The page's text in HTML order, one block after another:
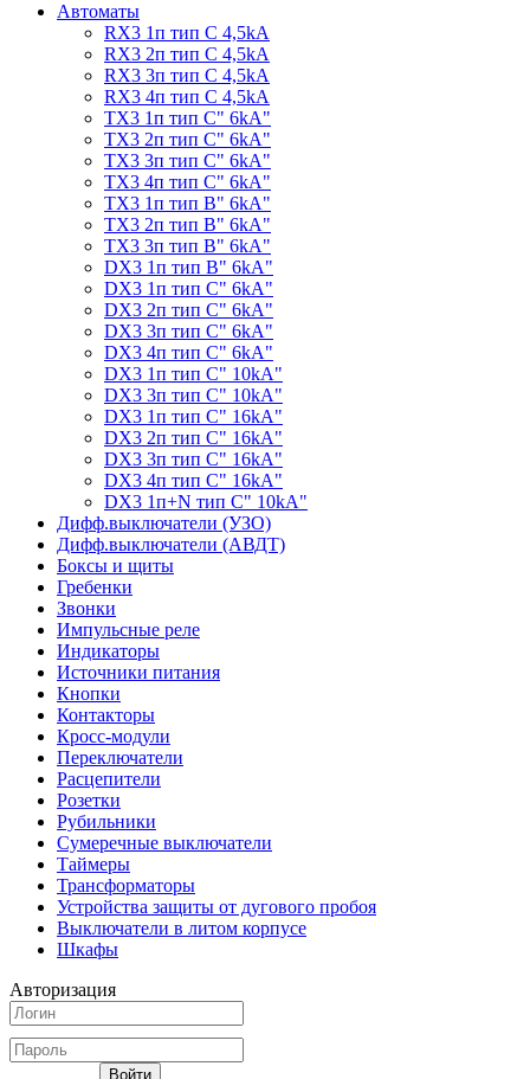
Автоматы
RX3 1п тип C 4,5kA
RX3 2п тип C 4,5kA
RX3 3п тип C 4,5kA
RX3 4п тип C 4,5kA
TX3 1п тип C" 6kA"
TX3 2п тип C" 6kA"
TX3 3п тип C" 6kA"
TX3 4п тип C" 6kA"
TX3 1п тип B" 6kA"
TX3 2п тип B" 6kA"
TX3 3п тип B" 6kA"
DX3 1п тип B" 6kA"
DX3 1п тип C" 6kA"
DX3 2п тип C" 6kA"
DX3 3п тип C" 6kA"
DX3 4п тип C" 6kA"
DX3 1п тип C" 10kA"
DX3 3п тип C" 10kA"
DX3 1п тип C" 16kA"
DX3 2п тип C" 16kA"
DX3 3п тип C" 16kA"
DX3 4п тип C" 16kA"
DX3 1п+N тип C" 10kA"
Дифф.выключатели (УЗО)
Дифф.выключатели (АВДТ)
Боксы и щиты
Гребенки
Звонки
Импульсные реле
Индикаторы
Источники питания
Кнопки
Контакторы
Кросс-модули
Переключатели
Расцепители
Розетки
Рубильники
Сумеречные выключатели
Таймеры
Трансформаторы
Устройства защиты от дугового пробоя
Выключатели в литом корпусе
Шкафы
Авторизация